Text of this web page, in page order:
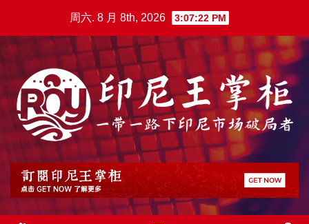
周六. 8 月 8th, 2026 3:07:23 PM